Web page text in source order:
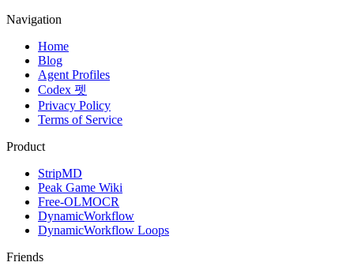
Navigation
Home
Blog
Agent Profiles
Codex 펫
Privacy Policy
Terms of Service
Product
StripMD
Peak Game Wiki
Free-OLMOCR
DynamicWorkflow
DynamicWorkflow Loops
Friends